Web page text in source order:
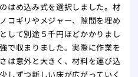
はめ込み式を選択しました。材
コギリやメジャー、隙間を埋め
して別途５千円ほどかかりまし
で収まりました。実際に作業を
は意外と大きく、材料を運び込
しずつ新しい床が広がっていく